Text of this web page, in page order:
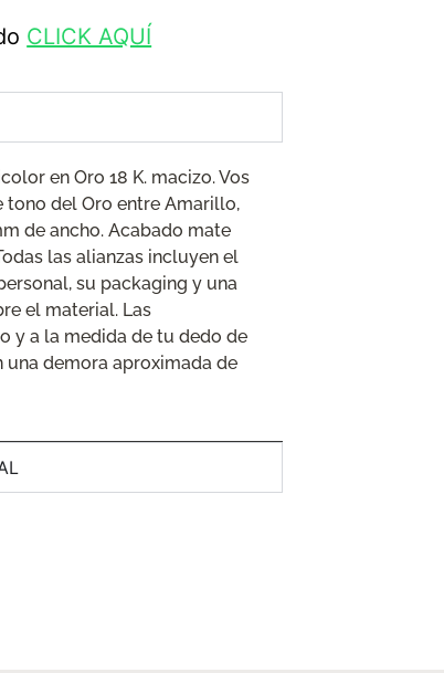
CLICK AQUÍ
en Oro 18 K. macizo. Vos
del Oro entre Amarillo,
de ancho. Acabado mate
las alianzas incluyen el
su packaging y una
el material. Las
y a la medida de tu dedo de
una demora aproximada de